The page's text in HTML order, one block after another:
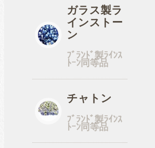
tools
工具
便利品
ガラス製ラ
インストー
ン
ﾌﾞﾗﾝﾄﾞ製ﾗｲﾝｽ
ﾄｰﾝ同等品
チャトン
ﾌﾞﾗﾝﾄﾞ製ﾗｲﾝｽ
ﾄｰﾝ同等品